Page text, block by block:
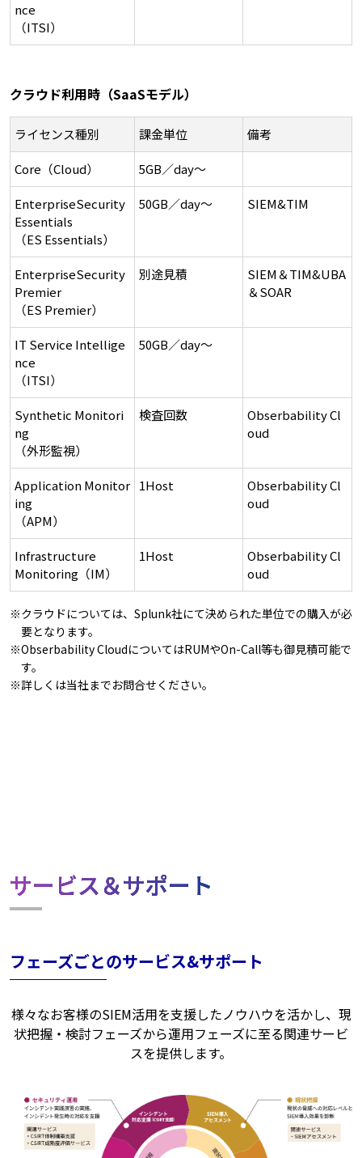
nce
（ITSI）
クラウド利用時（SaaSモデル）
ライセンス種別 課金単位​ 備考
Core（Cloud） 5GB／day～​
EnterpriseSecurity
Essentials
（ES Essentials）
50GB／day～​ SIEM&TIM
EnterpriseSecurity
Premier
（ES Premier）
別途見積
SIEM＆TIM&UBA
＆SOAR
IT Service Intellige
nce
（ITSI）
50GB／day～​
Synthetic Monitori
ng
（外形監視）
検査回数
Obserbability Cl
oud​
Application Monitor
ing
（APM）
1Host
Obserbability Cl
oud​
Infrastructure
Monitoring（IM）
1Host
Obserbability Cl
oud​
※クラウドについては、Splunk社にて決められた単位での購入が必
要となります。
※Obserbability CloudについてはRUMやOn-Call等も御見積可能で
す。
※詳しくは当社までお問合せください。​
サービス＆サポート
フェーズごとのサービス&サポート
様々なお客様のSIEM活用を支援したノウハウを活かし、現
状把握・検討フェーズから運用フェーズに至る関連サービ
スを提供します。